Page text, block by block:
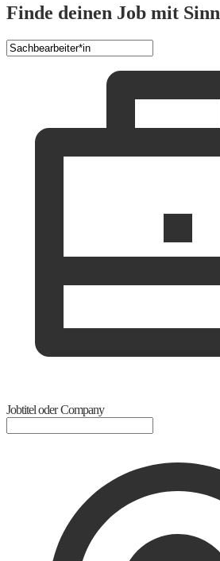
Finde deinen Job mit Sinn
Jobtitel oder Company